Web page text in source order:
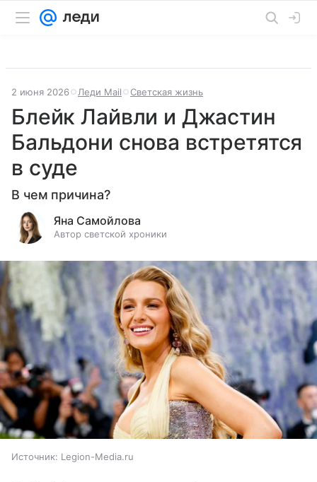
2 июня 2026 Леди Mail Светская жизнь
Блейк Лайвли и Джастин
Бальдони снова встретятся
в суде
В чем причина?
Яна Самойлова
Автор светской хроники
Источник: Legion-Media.ru